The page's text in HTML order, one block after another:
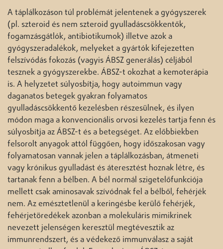
A táplálkozáson túl problémát jelentenek a gyógyszerek
(pl. szteroid és nem szteroid gyulladáscsökkentők,
fogamzásgátlók, antibiotikumok) illetve azok a
gyógyszeradalékok, melyeket a gyártók kifejezetten
felszívódás fokozás (vagyis ÁBSZ generálás) céljából
tesznek a gyógyszerekbe. ÁBSZ-t okozhat a kemoterápia
is. A helyzetet súlyosbítja, hogy autoimmun vagy
daganatos betegek gyakran folyamatos
gyulladáscsökkentő kezelésben részesülnek, és ilyen
módon maga a konvencionális orvosi kezelés tartja fenn és
súlyosbítja az ÁBSZ-t és a betegséget. Az előbbiekben
felsorolt anyagok attól függően, hogy időszakosan vagy
folyamatosan vannak jelen a táplálkozásban, átmeneti
vagy krónikus gyulladást és áteresztést hoznak létre, és
tartanak fenn a bélben. A bél normál szigetelőfunkciója
mellett csak aminosavak szívódnak fel a bélből, fehérjék
nem. Az emésztetlenül a keringésbe kerülő fehérjék,
fehérjetöredékek azonban a molekuláris mimikrinek
nevezett jelenségen keresztül megtévesztik az
immunrendszert, és a védekező immunválasz a saját